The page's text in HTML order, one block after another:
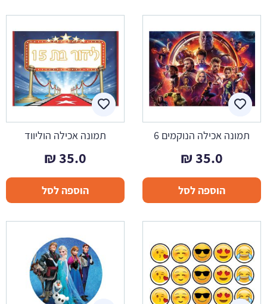
תמונה אכילה הנוקמים 6
35.0
₪
הוספה לסל
תמונה אכילה הוליווד
35.0
₪
הוספה לסל